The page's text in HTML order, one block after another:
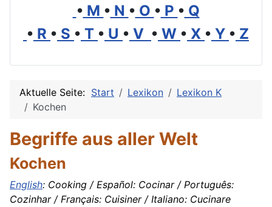
• M • N • O • P • Q
• R • S • T • U • V • W • X • Y • Z
Aktuelle Seite: Start Lexikon
Lexikon K
Kochen
Begriffe aus aller Welt
Kochen
English: Cooking / Español: Cocinar / Português:
Cozinhar / Français: Cuisiner / Italiano: Cucinare